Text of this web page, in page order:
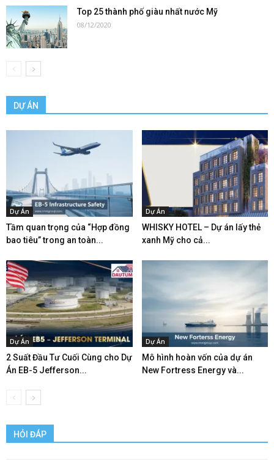
Top 25 thành phố giàu nhất nước Mỹ
08/12/2020
DỰ ÁN
Dự Án
Tầm quan trọng của “Hợp đồng
bao tiêu” trong an toàn...
Dự Án
WHISKY HOTEL – Dự án lấy thẻ
xanh Mỹ cho cả...
Dự Án
2 Suất Đầu Tư Cuối Cùng cho Dự
Án EB-5 Jefferson...
Dự Án
Mô hình hoàn vốn của dự án
New Fortress Energy và...
HỎI ĐÁP